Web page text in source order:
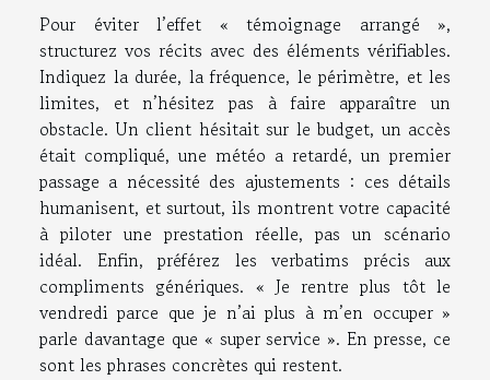
Pour éviter l’effet « témoignage arrangé »,
structurez vos récits avec des éléments vérifiables.
Indiquez la durée, la fréquence, le périmètre, et les
limites, et n’hésitez pas à faire apparaître un
obstacle. Un client hésitait sur le budget, un accès
était compliqué, une météo a retardé, un premier
passage a nécessité des ajustements : ces détails
humanisent, et surtout, ils montrent votre capacité
à piloter une prestation réelle, pas un scénario
idéal. Enfin, préférez les verbatims précis aux
compliments génériques. « Je rentre plus tôt le
vendredi parce que je n’ai plus à m’en occuper »
parle davantage que « super service ». En presse, ce
sont les phrases concrètes qui restent.